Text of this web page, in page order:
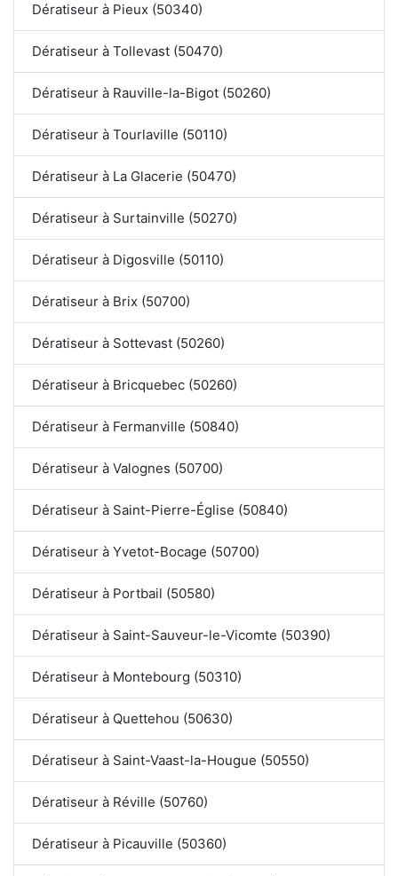
Dératiseur à Pieux (50340)
Dératiseur à Tollevast (50470)
Dératiseur à Rauville-la-Bigot (50260)
Dératiseur à Tourlaville (50110)
Dératiseur à La Glacerie (50470)
Dératiseur à Surtainville (50270)
Dératiseur à Digosville (50110)
Dératiseur à Brix (50700)
Dératiseur à Sottevast (50260)
Dératiseur à Bricquebec (50260)
Dératiseur à Fermanville (50840)
Dératiseur à Valognes (50700)
Dératiseur à Saint-Pierre-Église (50840)
Dératiseur à Yvetot-Bocage (50700)
Dératiseur à Portbail (50580)
Dératiseur à Saint-Sauveur-le-Vicomte (50390)
Dératiseur à Montebourg (50310)
Dératiseur à Quettehou (50630)
Dératiseur à Saint-Vaast-la-Hougue (50550)
Dératiseur à Réville (50760)
Dératiseur à Picauville (50360)